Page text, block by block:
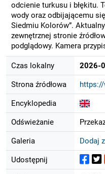
odcienie turkusu i błękitu.
wody oraz odbijającemu
Siedmiu Kolorów”.
zewnętrznej stronie
podglądowy. Kamera
Czas lokalny 2026-
Strona źródłowa
Encyklopedia
Odświeżanie
Galeria Dodaj
Udostępnij